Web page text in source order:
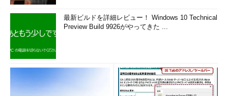
Windows Updateによる更新が完了したら、Admini
最新ビルドを詳細レビュー！ Windows 10 Technical
Preview Build 9926がやってきた ...